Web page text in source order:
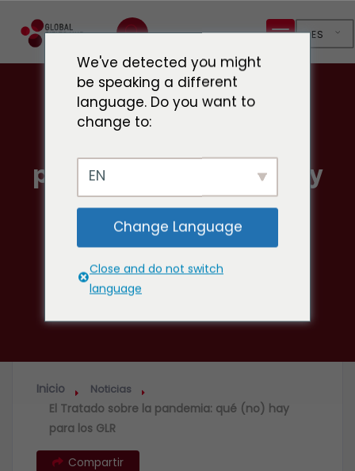
ES
pandemia: qué (no) hay
para los GLR
Inicio Noticias
El Tratado sobre la pandemia: qué (no) hay
para los GLR
Compartir
We've detected you might
be speaking a different
language. Do you want to
change to:
EN
Change Language
Close and do not switch
language